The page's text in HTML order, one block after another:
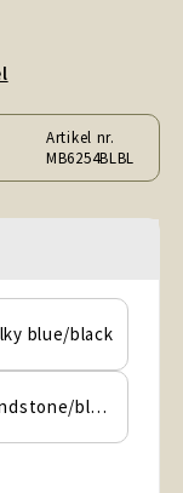
Artikel nr.
MB6254BLBL
blue/black
sandstone/black